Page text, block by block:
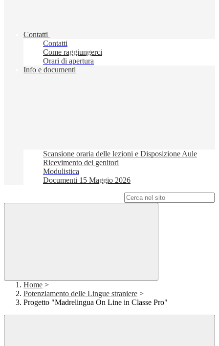
Contatti
Contatti
Come raggiungerci
Orari di apertura
Info e documenti
Scansione oraria delle lezioni e Disposizione Aule
Ricevimento dei genitori
Modulistica
Documenti 15 Maggio 2026
Home >
Potenziamento delle Lingue straniere >
Progetto "Madrelingua On Line in Classe Pro"